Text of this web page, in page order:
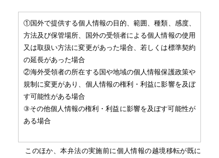
①国外で提供する個人情報の目的、範囲、種類、感度、
方法及び保管場所、国外の受領者による個人情報の使用
又は取扱い方法に変更があった場合、若しくは標準契約
の延長があった場合
②海外受領者の所在する国や地域の個人情報保護政策や
規制に変更があり、個人情報の権利・利益に影響を及ぼ
す可能性がある場合
③その他個人情報の権利・利益に影響を及ぼす可能性が
ある場合
このほか、本弁法の実施前に個人情報の越境移転が既に